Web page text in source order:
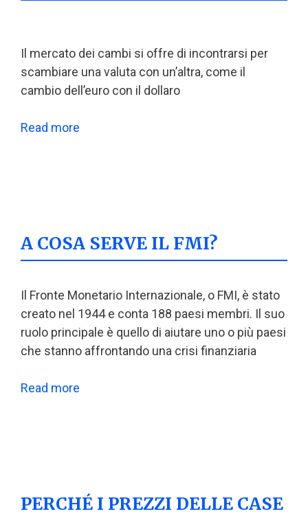
Il mercato dei cambi si offre di incontrarsi per
scambiare una valuta con un’altra, come il
cambio dell’euro con il dollaro
Read more
A COSA SERVE IL FMI?
Il Fronte Monetario Internazionale, o FMI, è stato
creato nel 1944 e conta 188 paesi membri. Il suo
ruolo principale è quello di aiutare uno o più paesi
che stanno affrontando una crisi finanziaria
Read more
PERCHÉ I PREZZI DELLE CASE